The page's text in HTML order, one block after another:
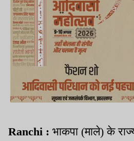
Ranchi : भाकपा (माले) के